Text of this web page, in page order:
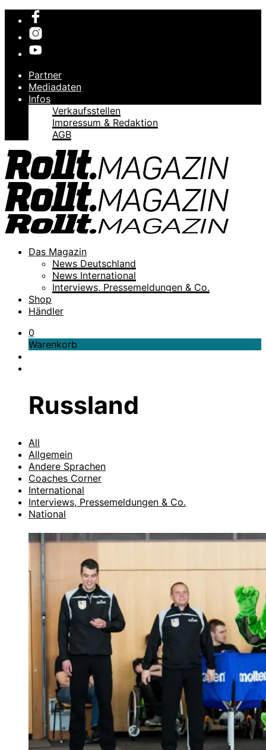
Partner
Mediadaten
Infos
Verkaufsstellen
Impressum & Redaktion
AGB
Das Magazin
News Deutschland
News International
Interviews, Pressemeldungen & Co.
Shop
Händler
0
Warenkorb
Russland
All
Allgemein
Andere Sprachen
Coaches Corner
International
Interviews, Pressemeldungen & Co.
National